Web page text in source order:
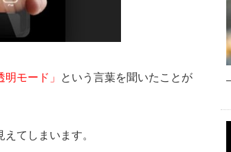
明モード」
という言葉を聞いたことが
てしまいます。